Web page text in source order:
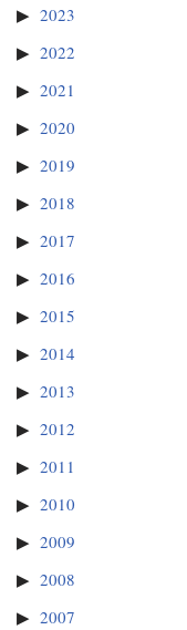
2023
2022
2021
2020
2019
2018
2017
2016
2015
2014
2013
2012
2011
2010
2009
2008
2007